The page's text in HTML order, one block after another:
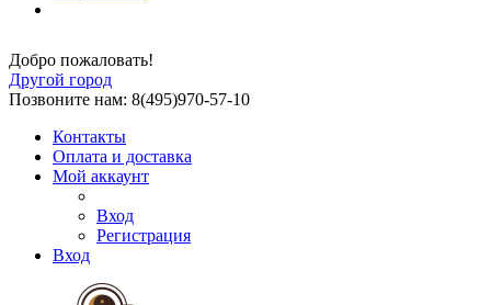
Добро пожаловать!
Другой город
Позвоните нам: 8(495)970-57-10
Контакты
Оплата и доставка
Мой аккаунт
Вход
Регистрация
Вход